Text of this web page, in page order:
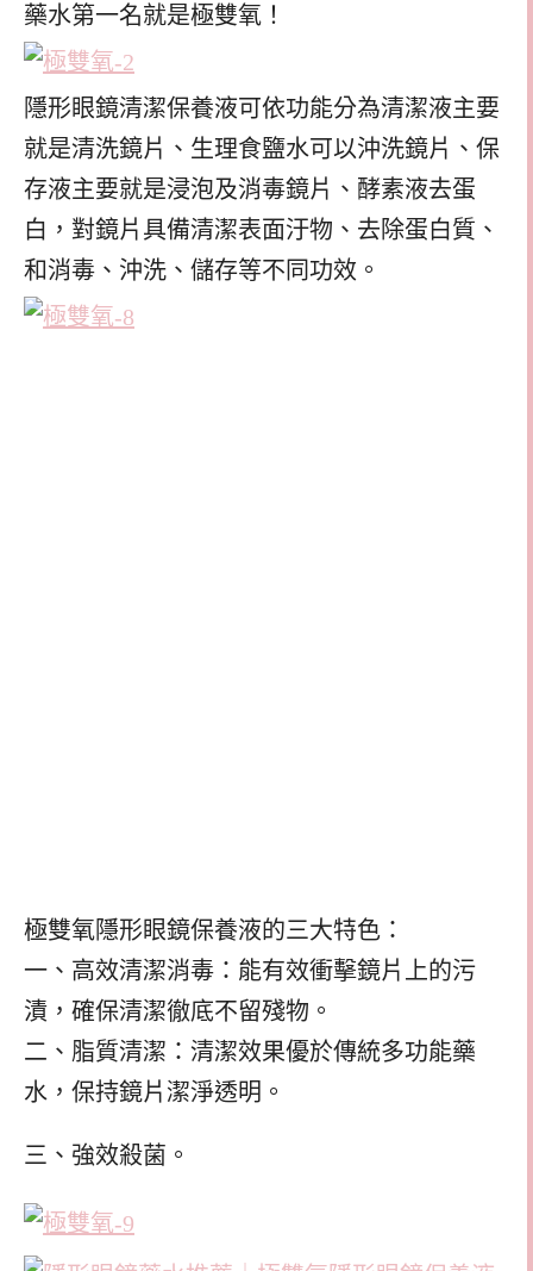
藥水第一名就是極雙氧！
隱形眼鏡清潔保養液可依功能分為清潔液主要
就是清洗鏡片、生理食鹽水可以沖洗鏡片、保
存液主要就是浸泡及消毒鏡片、酵素液去蛋
白，對鏡片具備清潔表面汙物、去除蛋白質、
和消毒、沖洗、儲存等不同功效。
極雙氧隱形眼鏡保養液的三大特色：
一、高效清潔消毒：能有效衝擊鏡片上的污
漬，確保清潔徹底不留殘物。
二、脂質清潔：清潔效果優於傳統多功能藥
水，保持鏡片潔淨透明。
三、強效殺菌。